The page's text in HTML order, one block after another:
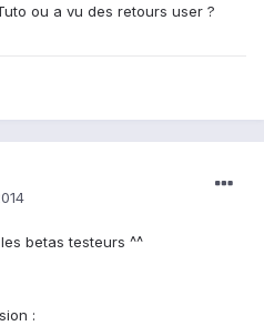
ou a vu des retours user ?
betas testeurs ^^
: